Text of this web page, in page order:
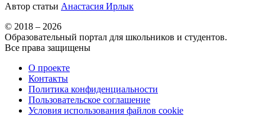
Автор статьи Анастасия Ирлык
© 2018 – 2026
Образовательный портал для школьников и студентов.
Все права защищены
О проекте
Контакты
Политика конфиденциальности
Пользовательское соглашение
Условия использования файлов cookie